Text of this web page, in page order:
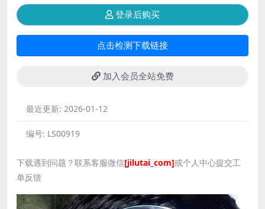
登录后购买
点击检测下载链接
加入会员全站免费
最近更新: 2026-01-12
编号: LS00919
下载遇到问题？联系客服微信[jilutai_com]或个人中心提交工
单反馈